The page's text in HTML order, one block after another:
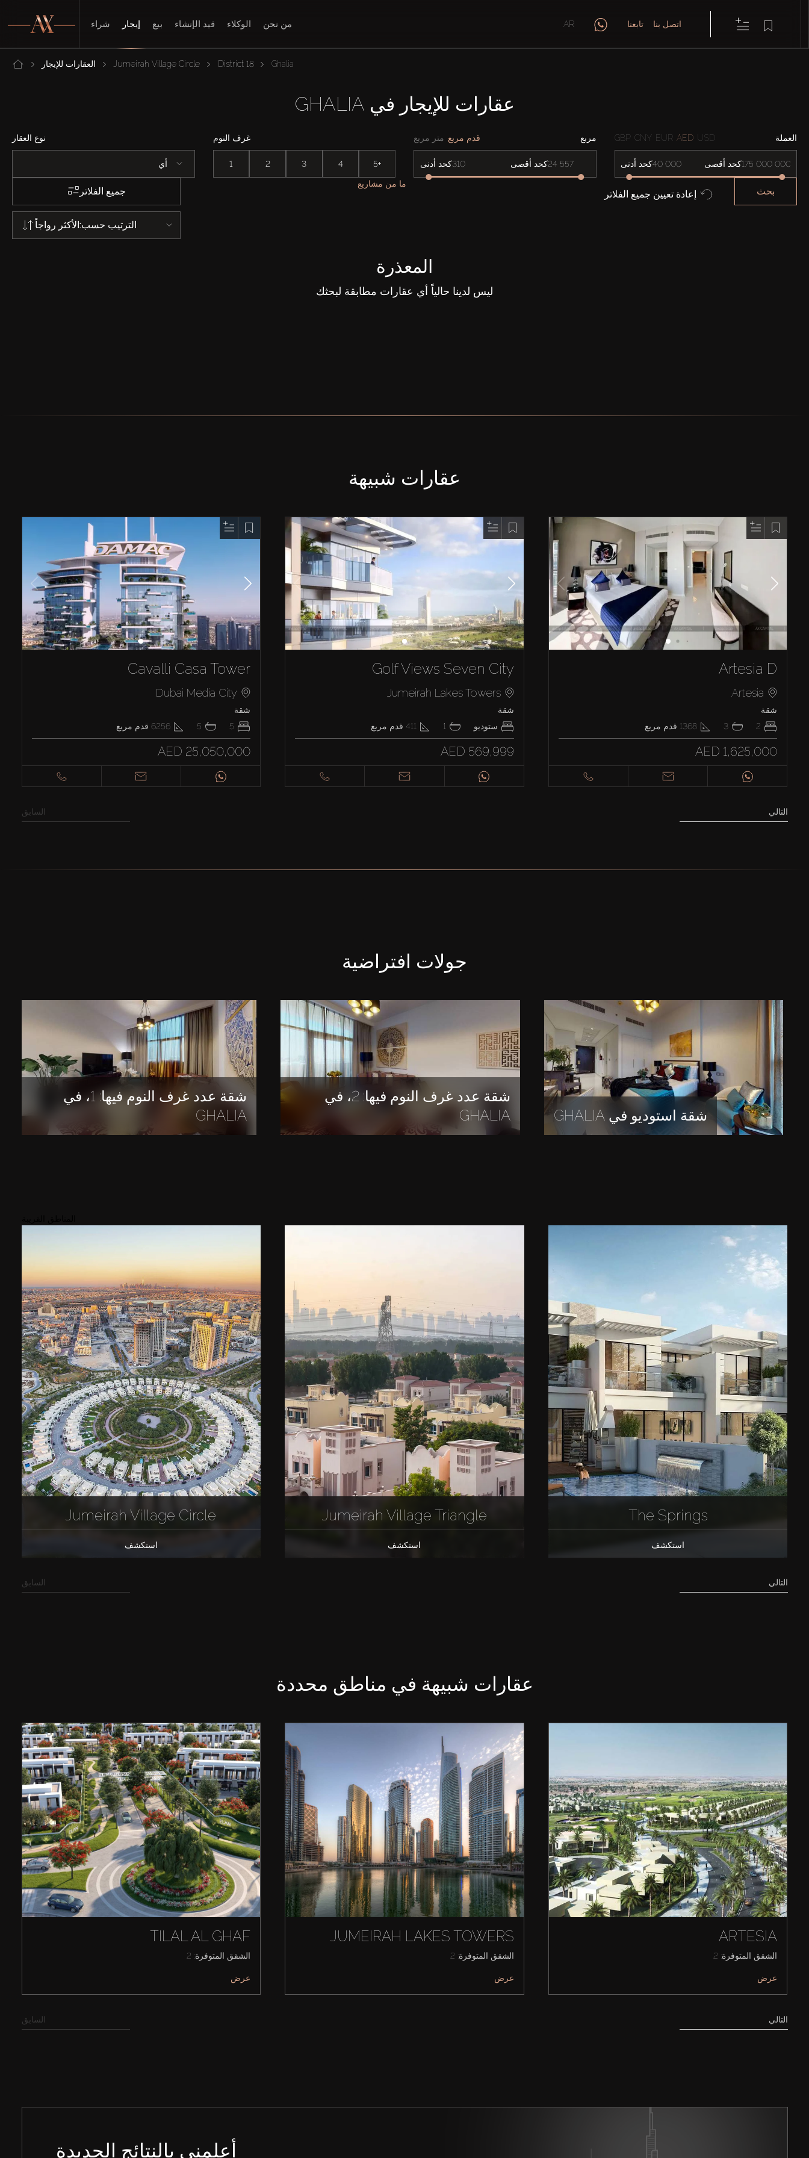
شراء إيجار بيع قيد الإنشاء الوكلاء من نحن AR تابعنا اتصل بنا
العقارات للإيجار Jumeirah Village Circle District 18 Ghalia
عقارات للإيجار في GHALIA
نوع العقار
أي
غرف النوم
1 2 3 4 5+
مربع متر مربع قدم مربع
كحد أدنى كحد أقصى
العملة GBP CNY EUR AED USD
كحد أدنى كحد أقصى
جميع الفلاتر
ما من مشاريع
إعادة تعيين جميع الفلاتر بحث
الأكثر رواجاًالترتيب حسب:
المعذرة
ليس لدينا حالياً أي عقارات مطابقة لبحثك
عقارات شبيهة
Cavalli Casa Tower
Dubai Media City
شقة
5
5
6256 قدم مربع
AED 25,050,000
Golf Views Seven City
Jumeirah Lakes Towers
شقة
ستوديو
1
411 قدم مربع
AED 569,999
Artesia D
Artesia
شقة
2
3
1368 قدم مربع
AED 1,625,000
السابق التالي
جولات افتراضية
شقة عدد غرف النوم فيها: 1، في
GHALIA
شقة عدد غرف النوم فيها: 2، في
GHALIA
شقة استوديو في GHALIA
Jumeirah Village Circle
استكشف
Jumeirah Village Triangle
استكشف
The Springs
استكشف
السابق التالي
عقارات شبيهة في مناطق محددة
TILAL AL GHAF
الشقق المتوفرة: 2
عرض
JUMEIRAH LAKES TOWERS
الشقق المتوفرة: 2
عرض
ARTESIA
الشقق المتوفرة: 2
عرض
السابق التالي
أعلمني بالنتائج الجديدة